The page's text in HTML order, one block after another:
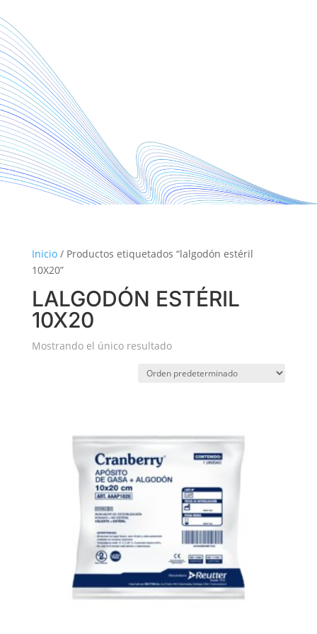
Inicio/ Productos etiquetados “lalgodón estéril
10X20”
LALGODÓN ESTÉRIL
10X20
Mostrando el único resultado